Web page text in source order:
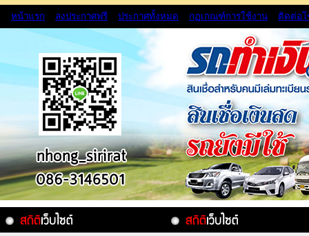
หน้าแรก ลงประกาศฟรี ประกาศทั้งหมด กฏเกณฑ์การใช้งาน ติดต่อ